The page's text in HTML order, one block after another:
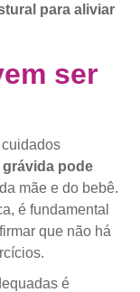
para aliviar
ser
pode
mãe e do bebê.
é fundamental
que não há
é